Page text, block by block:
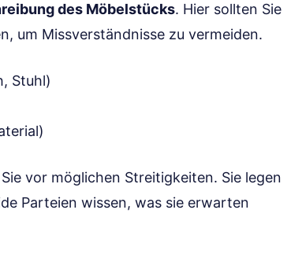
des Möbelstücks. Hier sollten Sie
um Missverständnisse zu vermeiden.
Stuhl)
vor möglichen Streitigkeiten. Sie legen
Parteien wissen, was sie erwarten